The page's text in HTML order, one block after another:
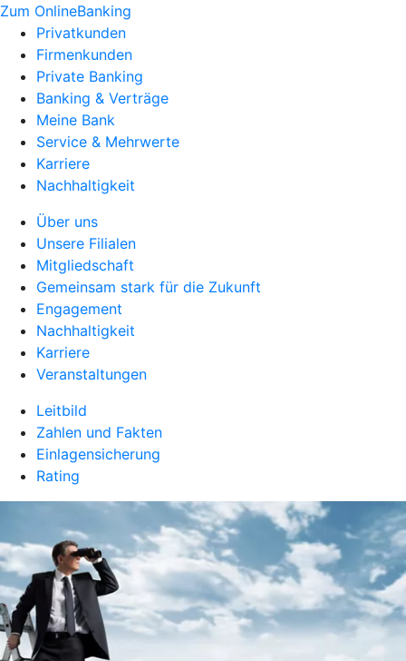
Zum OnlineBanking
Privatkunden
Firmenkunden
Private Banking
Banking & Verträge
Meine Bank
Service & Mehrwerte
Karriere
Nachhaltigkeit
Über uns
Unsere Filialen
Mitgliedschaft
Gemeinsam stark für die Zukunft
Engagement
Nachhaltigkeit
Karriere
Veranstaltungen
Leitbild
Zahlen und Fakten
Einlagensicherung
Rating